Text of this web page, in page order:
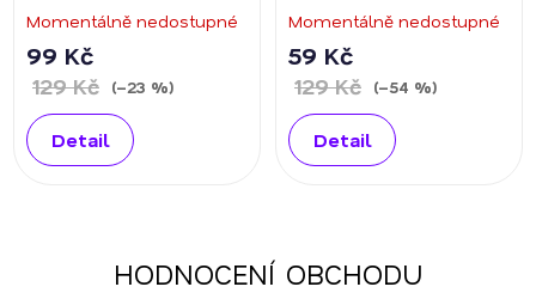
Momentálně nedostupné
99 Kč
129 Kč (–23 %)
Detail
Momentálně nedostupné
59 Kč
129 Kč (–54 %)
Detail
HODNOCENÍ OBCHODU